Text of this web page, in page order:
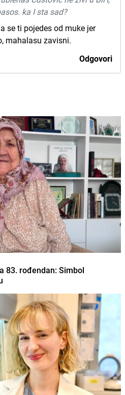
ka I sta sad?
se ti pojedes od muke jer
mahalasu zavisni.
Odgovori
83. rođendan: Simbol